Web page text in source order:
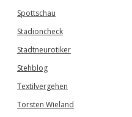
Spottschau
Stadioncheck
Stadtneurotiker
Stehblog
Textilvergehen
Torsten Wieland